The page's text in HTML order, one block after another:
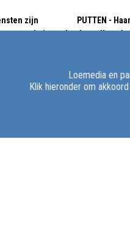
zijn
spoed uitgerukt
PUTTEN -
de
Naomi van
Loemedia en
Klik hieronder om